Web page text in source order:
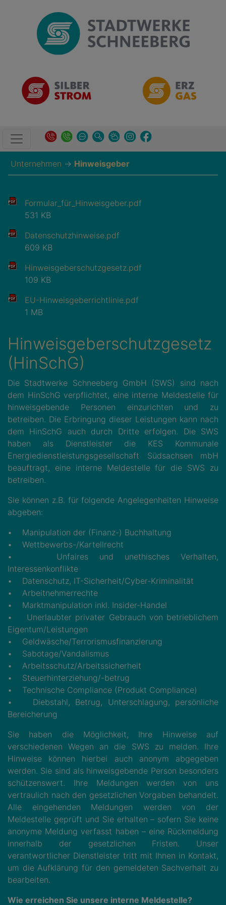
Unternehmen → Hinweisgeber
Formular_für_Hinweisgeber.pdf
531 KB
Datenschutzhinweise.pdf
609 KB
Hinweisgeberschutzgesetz.pdf
109 KB
EU-Hinweisgeberrichtlinie.pdf
1 MB
Hinweisgeberschutzgesetz
(HinSchG)
Die Stadtwerke Schneeberg GmbH (SWS) sind nach
dem HinSchG verpflichtet, eine interne Meldestelle für
hinweisgebende Personen einzurichten und zu
betreiben. Die Erbringung dieser Leistungen kann nach
dem HinSchG auch durch Dritte erfolgen. Die SWS
haben als Dienstleister die KES Kommunale
Energiedienstleistungsgesellschaft Südsachsen mbH
beauftragt, eine interne Meldestelle für die SWS zu
betreiben.
Sie können z.B. für folgende Angelegenheiten Hinweise
abgeben:
• Manipulation der (Finanz-) Buchhaltung
• Wettbewerbs-/Kartellrecht
• Unfaires und unethisches Verhalten,
Interessenkonflikte
• Datenschutz, IT-Sicherheit/Cyber-Kriminalität
• Arbeitnehmerrechte
• Marktmanipulation inkl. Insider-Handel
• Unerlaubter privater Gebrauch von betrieblichem
Eigentum/Leistungen
• Geldwäsche/Terrorismusfinanzierung
• Sabotage/Vandalismus
• Arbeitsschutz/Arbeitssicherheit
• Steuerhinterziehung/-betrug
• Technische Compliance (Produkt Compliance)
• Diebstahl, Betrug, Unterschlagung, persönliche
Bereicherung
Sie haben die Möglichkeit, Ihre Hinweise auf
verschiedenen Wegen an die SWS zu melden. Ihre
Hinweise können hierbei auch anonym abgegeben
werden. Sie sind als hinweisgebende Person besonders
schützenswert. Ihre Meldungen werden von uns
vertraulich nach den gesetzlichen Vorgaben behandelt.
Alle eingehenden Meldungen werden von der
Meldestelle geprüft und Sie erhalten – sofern Sie keine
anonyme Meldung verfasst haben – eine Rückmeldung
innerhalb der gesetzlichen Fristen. Unser
verantwortlicher Dienstleister tritt mit Ihnen in Kontakt,
um die Aufklärung für den gemeldeten Sachverhalt zu
bearbeiten.
Wie erreichen Sie unsere interne Meldestelle?